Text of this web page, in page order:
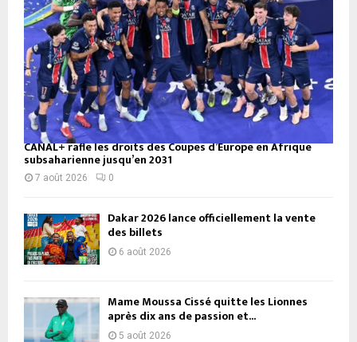
CANAL+ rafle les droits des Coupes d’Europe en Afrique
subsaharienne jusqu’en 2031
7 août 2026 0
Dakar 2026 lance officiellement la vente
des billets
6 août 2026
Mame Moussa Cissé quitte les Lionnes
après dix ans de passion et...
5 août 2026